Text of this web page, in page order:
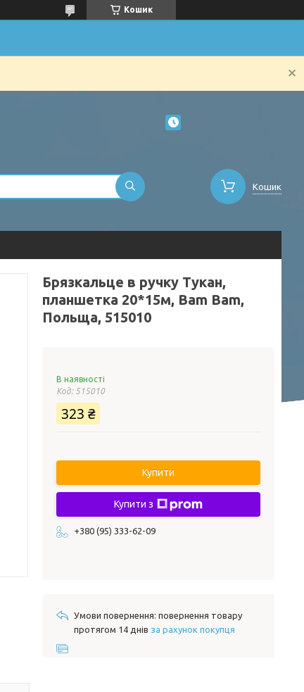
Кошик
Кошик
Брязкальце в ручку Тукан,
планшетка 20*15м, Bam Bam,
Польща, 515010
В наявності
Код: 515010
323 ₴
Купити
Купити з
+380 (95) 333-62-09
повернення товару
протягом 14 днів за рахунок покупця